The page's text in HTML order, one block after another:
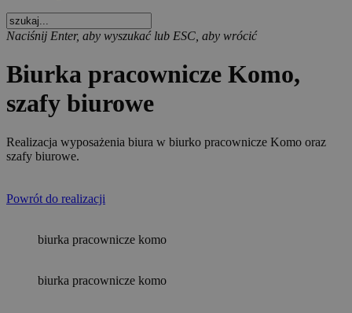
Naciśnij Enter, aby wyszukać lub ESC, aby wrócić
Biurka pracownicze Komo,
szafy biurowe
Realizacja wyposażenia biura w biurko pracownicze Komo oraz
szafy biurowe.
Powrót do realizacji
biurka pracownicze komo
biurka pracownicze komo